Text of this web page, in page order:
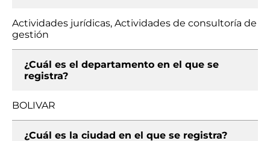
Actividades jurídicas, Actividades de consultoría de
gestión
¿Cuál es el departamento en el que se
registra?
BOLIVAR
¿Cuál es la ciudad en el que se registra?